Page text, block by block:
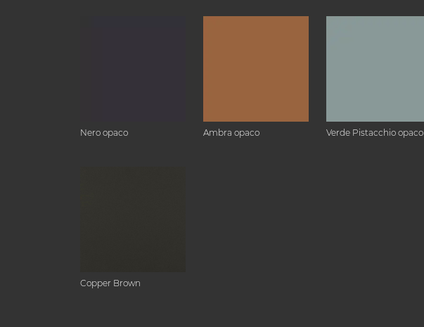
Nero opaco Ambra opaco Verde Pistacchio opaco
Copper Brown